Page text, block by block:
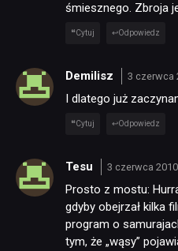
śmiesznego. Zbroja
Cytuj Odpowiedz
Demilisz 3 czerwca
I dlatego już
Cytuj Odpowiedz
Tesu 3 czerwca
Prosto z mostu:
gdyby obejrzał kilka
program o
tym, że „wąsy”